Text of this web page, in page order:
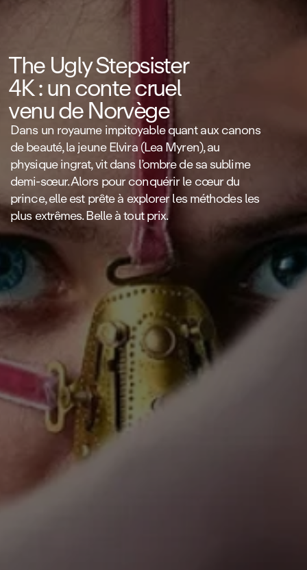
The Ugly Stepsister
4K : un conte cruel
venu de Norvège
Dans un royaume impitoyable quant aux canons
de beauté, la jeune Elvira (Lea Myren), au
physique ingrat, vit dans l’ombre de sa sublime
demi‑sœur. Alors pour conquérir le cœur du
prince, elle est prête à explorer les méthodes les
plus extrêmes. Belle à tout prix.